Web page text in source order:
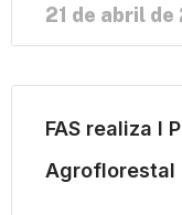
21 de abril de
FAS realiza I
Agroflorestal